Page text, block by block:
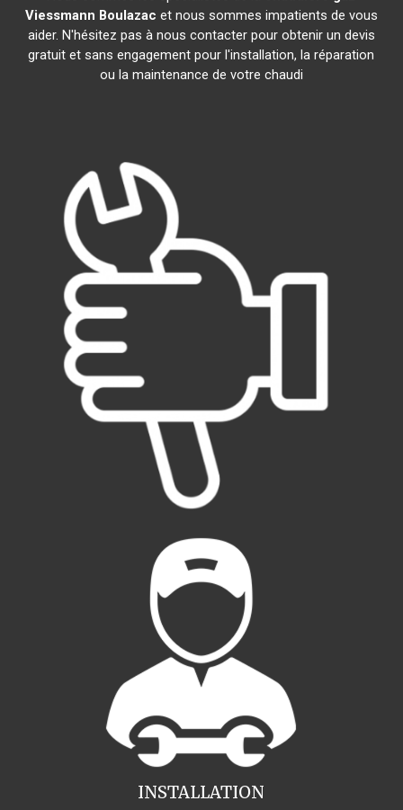
Viessmann Boulazac et nous sommes impatients de vous
aider. N'hésitez pas à nous contacter pour obtenir un devis
gratuit et sans engagement pour l'installation, la réparation
ou la maintenance de votre chaudi
INSTALLATION